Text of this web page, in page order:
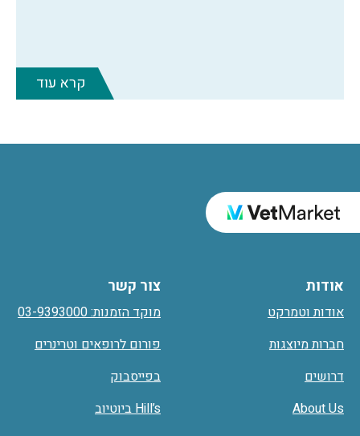
קרא עוד
אודות
אודות וטמרקט
חברות מיוצגות
דרושים
About Us
צור קשר
מוקד הזמנות: 03-9393000
פורום לרופאים וטרינרים
בפייסבוק
Hill’s ביוטיוב